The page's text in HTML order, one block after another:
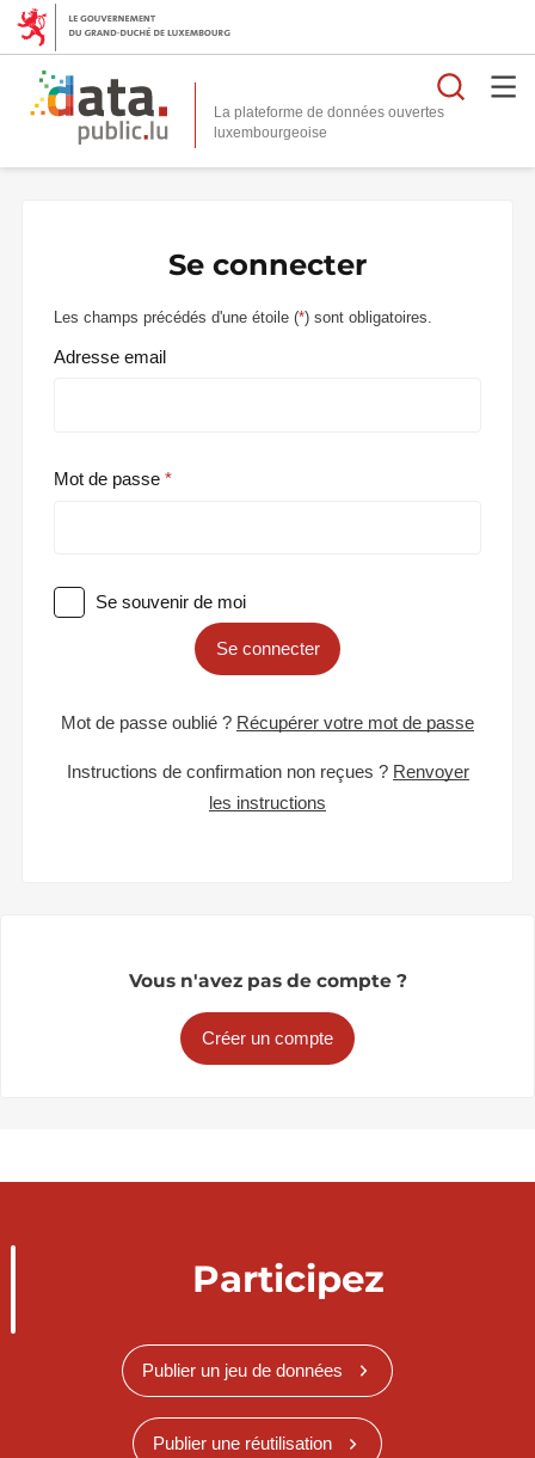
La plateforme de données ouvertes
Se connecter
Les champs précédés d'une étoile (*) sont obligatoires.
Adresse email
Mot de passe
Se souvenir de moi
Se connecter
Mot de passe oublié ? Récupérer votre mot de passe
Instructions de confirmation non reçues ? Renvoyer
les instructions
Vous n'avez pas de compte ?
Créer un compte
Participez
Publier un jeu de données
Publier une réutilisation